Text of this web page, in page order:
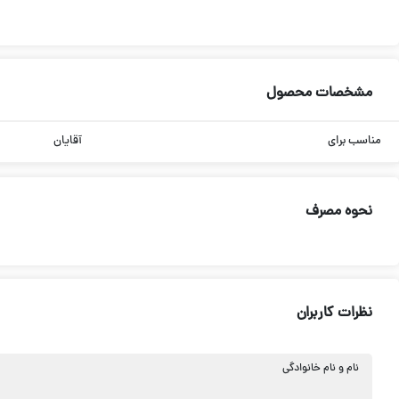
مشخصات محصول
مناسب برای آقایان
نحوه مصرف
نظرات کاربران
نام و نام خانوادگی